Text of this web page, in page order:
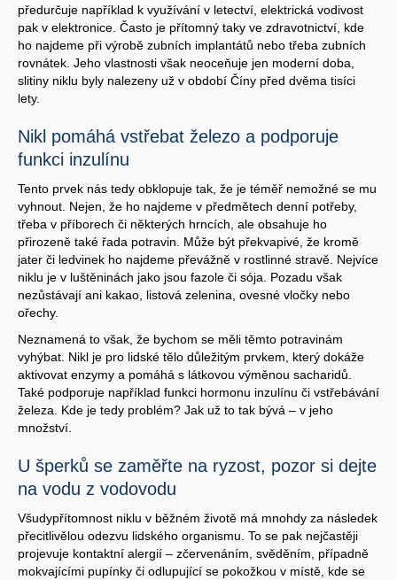
předurčuje například k využívání v letectví, elektrická vodivost
pak v elektronice. Často je přítomný taky ve zdravotnictví, kde
ho najdeme při výrobě zubních implantátů nebo třeba zubních
rovnátek. Jeho vlastnosti však neoceňuje jen moderní doba,
slitiny niklu byly nalezeny už v období Číny před dvěma tisíci
lety.
Nikl pomáhá vstřebat železo a podporuje
funkci inzulínu
Tento prvek nás tedy obklopuje tak, že je téměř nemožné se mu
vyhnout. Nejen, že ho najdeme v předmětech denní potřeby,
třeba v příborech či některých hrncích, ale obsahuje ho
přirozeně také řada potravin. Může být překvapivé, že kromě
jater či ledvinek ho najdeme převážně v rostlinné stravě. Nejvíce
niklu je v luštěninách jako jsou fazole či sója. Pozadu však
nezůstávají ani kakao, listová zelenina, ovesné vločky nebo
ořechy.
Neznamená to však, že bychom se měli těmto potravinám
vyhýbat. Nikl je pro lidské tělo důležitým prvkem, který dokáže
aktivovat enzymy a pomáhá s látkovou výměnou sacharidů.
Také podporuje například funkci hormonu inzulínu či vstřebávání
železa. Kde je tedy problém? Jak už to tak bývá – v jeho
množství.
U šperků se zaměřte na ryzost, pozor si dejte
na vodu z vodovodu
Všudypřítomnost niklu v běžném životě má mnohdy za následek
přecitlivělou odezvu lidského organismu. To se pak nejčastěji
projevuje kontaktní alergií – zčervenáním, svěděním, případně
mokvajícími pupínky či odlupující se pokožkou v místě, kde se